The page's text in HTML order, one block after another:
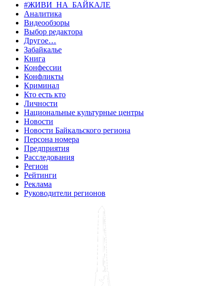
#ЖИВИ_НА_БАЙКАЛЕ
Аналитика
Видеообзоры
Выбор редактора
Другое…
Забайкалье
Книга
Конфессии
Конфликты
Криминал
Кто есть кто
Личности
Национальные культурные центры
Новости
Новости Байкальского региона
Персона номера
Предприятия
Расследования
Регион
Рейтинги
Реклама
Руководители регионов